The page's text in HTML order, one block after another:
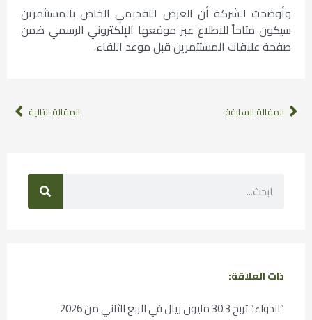
وأوضحت الشركة أن العرض التقديمي الخاص بالمستثمرين
سيكون متاحاً للاطلاع عبر موقعها الإلكتروني الرسمي ضمن
صفحة علاقات المستثمرين قبل موعد اللقاء.
المقالة السابقة المقالة التالية
ذات العلاقة:
“الدواء” تربح 30.3 مليون ريال في الربع الثاني من 2026